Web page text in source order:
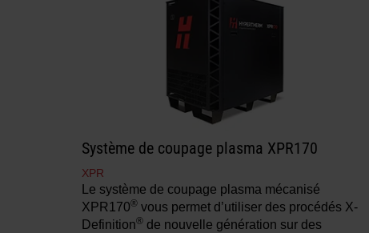
Système de coupage plasma XPR170
XPR
Le système de coupage plasma mécanisé
XPR170® vous permet d’utiliser des procédés X-
Definition® de nouvelle génération sur des